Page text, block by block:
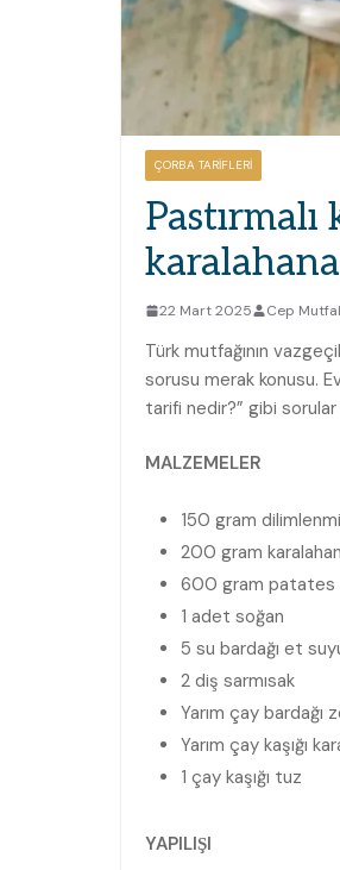
ÇORBA TARIFLERI
karalahana
22 Mart 2025 Cep
Türk mutfağının
sorusu merak konusu.
tarifi nedir?” gibi sorular
MALZEMELER
150 gram
200 gram
600 gram patates
1 adet soğan
5 su bardağı et
2 diş sarmısak
Yarım çay bardağı
Yarım çay kaşığı
1 çay kaşığı tuz
YAPILIŞI